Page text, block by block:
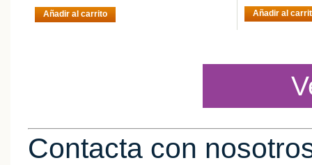
Añadir al carrito Añadir al
Contacta con